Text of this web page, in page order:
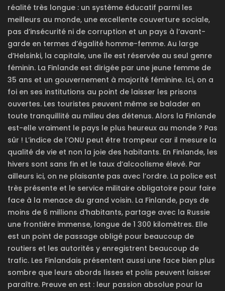
réalité très longue : un système éducatif parmi les
meilleurs au monde, une excellente couverture sociale,
pas d’insécurité ni de corruption et un pays à l’avant-
garde en termes d’égalité homme-femme. Au large
d’Helsinki, la capitale, une île est réservée au seul genre
féminin. La Finlande est dirigée par une jeune femme de
35 ans et un gouvernement à majorité féminine. Ici, on a
foi en ses institutions au point de laisser les prisons
ouvertes. Les touristes peuvent même se balader en
toute tranquillité au milieu des détenus. Alors la Finlande
est-elle vraiment le pays le plus heureux au monde ? Pas
sûr ! L’indice de l’ONU peut être trompeur car il mesure la
qualité de vie et non la joie des habitants. En Finlande, les
hivers sont sans fin et le taux d’alcoolisme élevé. Par
ailleurs ici, on ne plaisante pas avec l’ordre. La police est
très présente et le service militaire obligatoire pour faire
face à la menace du grand voisin. La Finlande, pays de
moins de 6 millions d'habitants, partage avec la Russie
une frontière immense, longue de 1 300 kilomètres. Elle
est un point de passage obligé pour beaucoup de
routiers et les autorités y enregistrent beaucoup de
trafic. Les Finlandais présentent aussi une face bien plus
sombre que leurs abords lisses et polis peuvent laisser
paraître. Preuve en est : leur passion absolue pour la